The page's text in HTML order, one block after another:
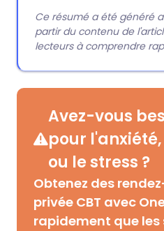
Ce résumé a été généré
partir du contenu de
lecteurs à comprendre
Avez-vous
pour
ou le stress ?
Obtenez des
privée CBT avec
rapidement que les